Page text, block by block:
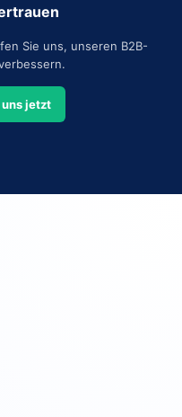
Sie uns, unseren B2B-
uns jetzt